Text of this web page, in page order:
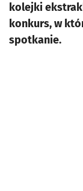
kolejki
konkurs, w
spotkanie.